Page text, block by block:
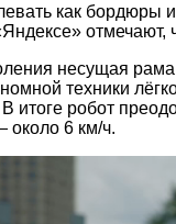
как
несущая
техники
итоге робот
около 6 км/ч.